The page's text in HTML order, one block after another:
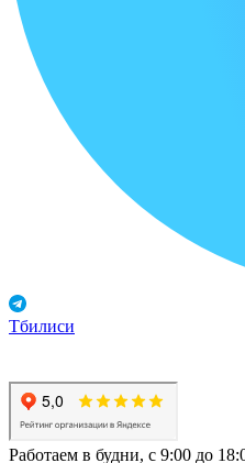
Тбилиси
Работаем в будни, с 9:00 до